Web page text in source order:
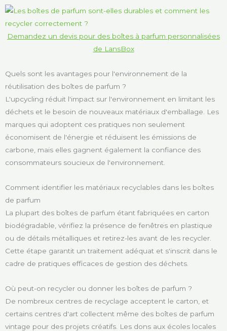
Demandez un devis pour des boîtes à parfum personnalisées
de LansBox
Quels sont les avantages pour l'environnement de la
réutilisation des boîtes de parfum ?
L'upcycling réduit l'impact sur l'environnement en limitant les
déchets et le besoin de nouveaux matériaux d'emballage. Les
marques qui adoptent ces pratiques non seulement
économisent de l'énergie et réduisent les émissions de
carbone, mais elles gagnent également la confiance des
consommateurs soucieux de l'environnement.
Comment identifier les matériaux recyclables dans les boîtes
de parfum
La plupart des boîtes de parfum étant fabriquées en carton
biodégradable, vérifiez la présence de fenêtres en plastique
ou de détails métalliques et retirez-les avant de les recycler.
Cette étape garantit un traitement adéquat et s'inscrit dans le
cadre de pratiques efficaces de gestion des déchets.
Où peut-on recycler ou donner les boîtes de parfum ?
De nombreux centres de recyclage acceptent le carton, et
certains centres d'art collectent même des boîtes de parfum
vintage pour des projets créatifs. Les dons aux écoles locales